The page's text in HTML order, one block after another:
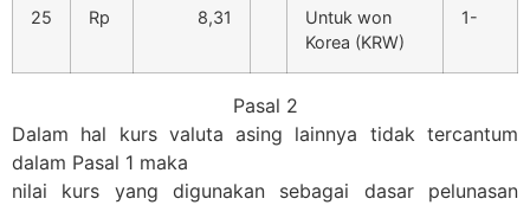
25 Rp 8,31
Untuk won
Korea (KRW)
1-
Pasal 2
Dalam hal kurs valuta asing lainnya tidak tercantum
dalam Pasal 1 maka
nilai kurs yang digunakan sebagai dasar pelunasan